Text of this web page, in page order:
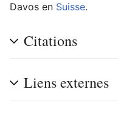
Davos en Suisse.
Citations
Liens externes